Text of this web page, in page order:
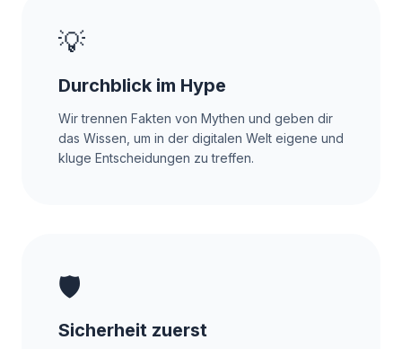
💡
Durchblick im Hype
Wir trennen Fakten von Mythen und geben dir
das Wissen, um in der digitalen Welt eigene und
kluge Entscheidungen zu treffen.
🛡️
Sicherheit zuerst